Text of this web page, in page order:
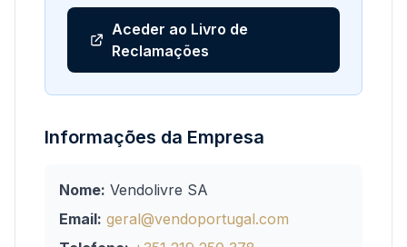
Aceder ao Livro de
Reclamações
Informações da Empresa
Nome: Vendolivre SA
Email: geral@vendoportugal.com